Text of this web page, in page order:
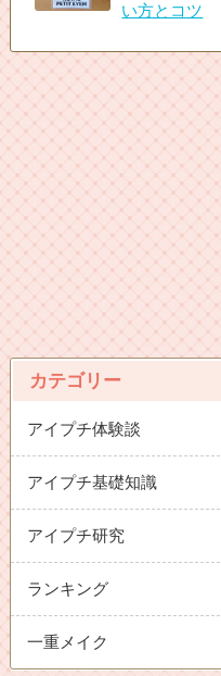
い方とコツ
カテゴリー
アイプチ体験談
アイプチ基礎知識
アイプチ研究
ランキング
一重メイク